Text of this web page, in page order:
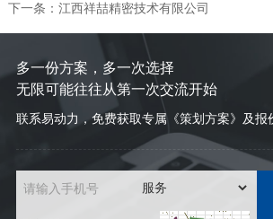
下一条：江西祥喆精密技术有限公司
多一份方案，多一次选择
无限可能往往从第一次交流开始
联系易动力，免费获取专属《策划方案》及报
请输入手机号